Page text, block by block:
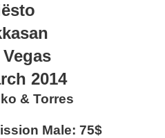
2014
& Torres
Male: 75$